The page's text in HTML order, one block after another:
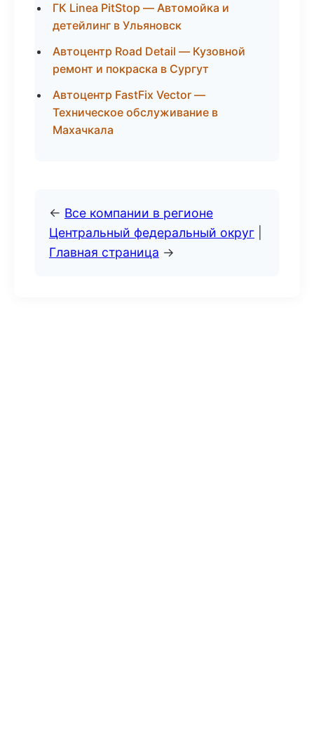
ГК Linea PitStop — Автомойка и
детейлинг в Ульяновск
Автоцентр Road Detail — Кузовной
ремонт и покраска в Сургут
Автоцентр FastFix Vector —
Техническое обслуживание в
Махачкала
← Все компании в регионе
Центральный федеральный округ
Главная страница →